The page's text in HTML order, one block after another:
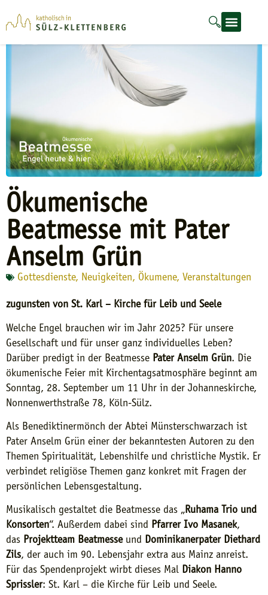
Ökumenische
Beatmesse mit Pater
Anselm Grün
Gottesdienste, Neuigkeiten, Ökumene, Veranstaltungen
zugunsten von St. Karl – Kirche für Leib und Seele
Welche Engel brauchen wir im Jahr 2025? Für unsere
Gesellschaft und für unser ganz individuelles Leben?
Darüber predigt in der Beatmesse Pater Anselm Grün. Die
ökumenische Feier mit Kirchentagsatmosphäre beginnt am
Sonntag, 28. September um 11 Uhr in der Johanneskirche,
Nonnenwerthstraße 78, Köln-Sülz.
Als Benediktinermönch der Abtei Münsterschwarzach ist
Pater Anselm Grün einer der bekanntesten Autoren zu den
Themen Spiritualität, Lebenshilfe und christliche Mystik. Er
verbindet religiöse Themen ganz konkret mit Fragen der
persönlichen Lebensgestaltung.
Musikalisch gestaltet die Beatmesse das „Ruhama Trio und
Konsorten“. Außerdem dabei sind Pfarrer Ivo Masanek,
das Projektteam Beatmesseund Dominikanerpater Diethard
Zils, der auch im 90. Lebensjahr extra aus Mainz anreist.
Für das Spendenprojekt wirbt dieses Mal Diakon Hanno
Sprissler: St. Karl – die Kirche für Leib und Seele.